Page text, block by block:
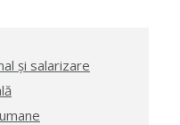
și salarizare